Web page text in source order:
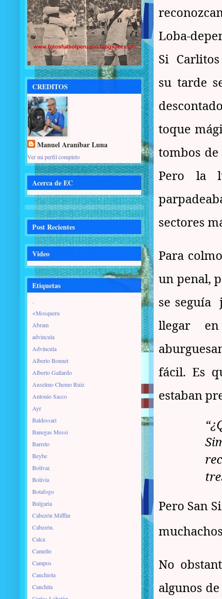
Loba-
Si
su tarde
toque
tombos
Pero la
sectores
Para
un penal,
se seguía
llegar
fácil. Es
estaban
Pero San
No
algunos
CREDITOS
Manuel Araníbar Luna
Ver mi perfil completo
Acerca de EC
Post Recientes
Video
Etiquetas
.
<Mosquera
Abram
advincula
Advíncula
Alberto Bonnet
Alberto Gallardo
Anselmo Chemo Ruiz
Antonio Sacco
Ayr
Baldessari
Banegas Messi
Barreto
Beybe
Bolívar.
Bolivia
Botafogo
Bulgaria
Cabezón Mifflin
Cabezón.
Calca
Camello
Campos
Canchiota
Canchita